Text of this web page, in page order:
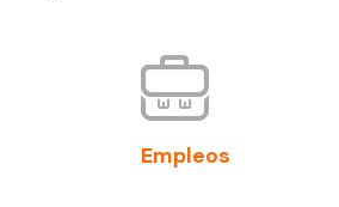
Empleos